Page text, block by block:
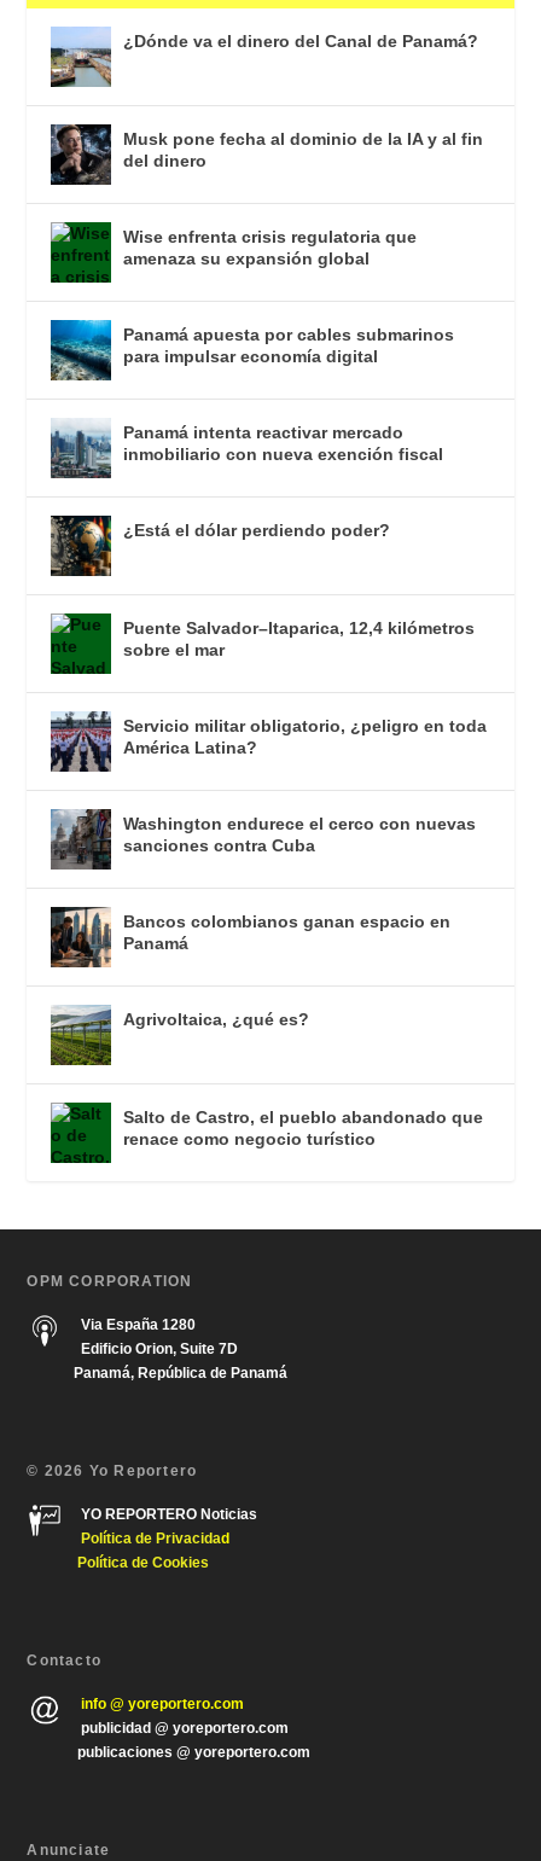
¿Dónde va el dinero del Canal de Panamá?
Musk pone fecha al dominio de la IA y al fin
del dinero
Wise enfrenta crisis regulatoria que
amenaza su expansión global
Panamá apuesta por cables submarinos
para impulsar economía digital
Panamá intenta reactivar mercado
inmobiliario con nueva exención fiscal
¿Está el dólar perdiendo poder?
Puente Salvador–Itaparica, 12,4 kilómetros
sobre el mar
Servicio militar obligatorio, ¿peligro en toda
América Latina?
Washington endurece el cerco con nuevas
sanciones contra Cuba
Bancos colombianos ganan espacio en
Panamá
Agrivoltaica, ¿qué es?
Salto de Castro, el pueblo abandonado que
renace como negocio turístico
OPM CORPORATION
Via España 1280
Edificio Orion, Suite 7D
Panamá, República de Panamá
© 2026 Yo Reportero
YO REPORTERO Noticias
Política de Privacidad
Política de Cookies
Contacto
info @ yoreportero.com
publicidad @ yoreportero.com
publicaciones @ yoreportero.com
Anunciate